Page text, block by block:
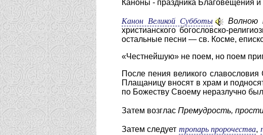
Каноны - праздника Благовещения
Канон Великой Субботы Волною
христианского богословско-
остальные песни — св. Косме,
«Честнейшую» не поем, но поем
После пения великого
Плащаницу вносят в храм и
по Божеству Своему неразлучно
Затем возглас Премудрость,
Затем следует тропарь пророчества,